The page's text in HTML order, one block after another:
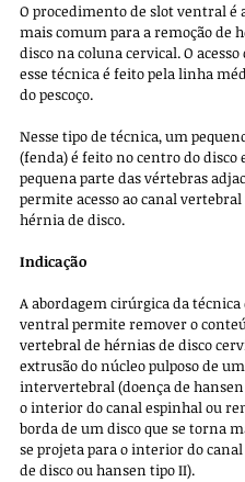
O procedimento de slot ventral é
mais comum para a remoção de
disco na coluna cervical. O
esse técnica é feito pela linha
do pescoço.
Nesse tipo de técnica, um
(fenda) é feito no centro do disco
pequena parte das vértebras
permite acesso ao canal
hérnia de disco.
Indicação
A abordagem cirúrgica da técnica
ventral permite remover o
vertebral de hérnias de disco
extrusão do núcleo pulposo de
intervertebral (doença de
o interior do canal espinhal ou
borda de um disco que se torna
se projeta para o interior do
de disco ou hansen tipo II).